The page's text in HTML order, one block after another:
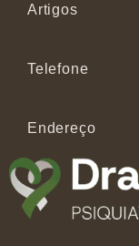
Artigos
Telefone
Endereço